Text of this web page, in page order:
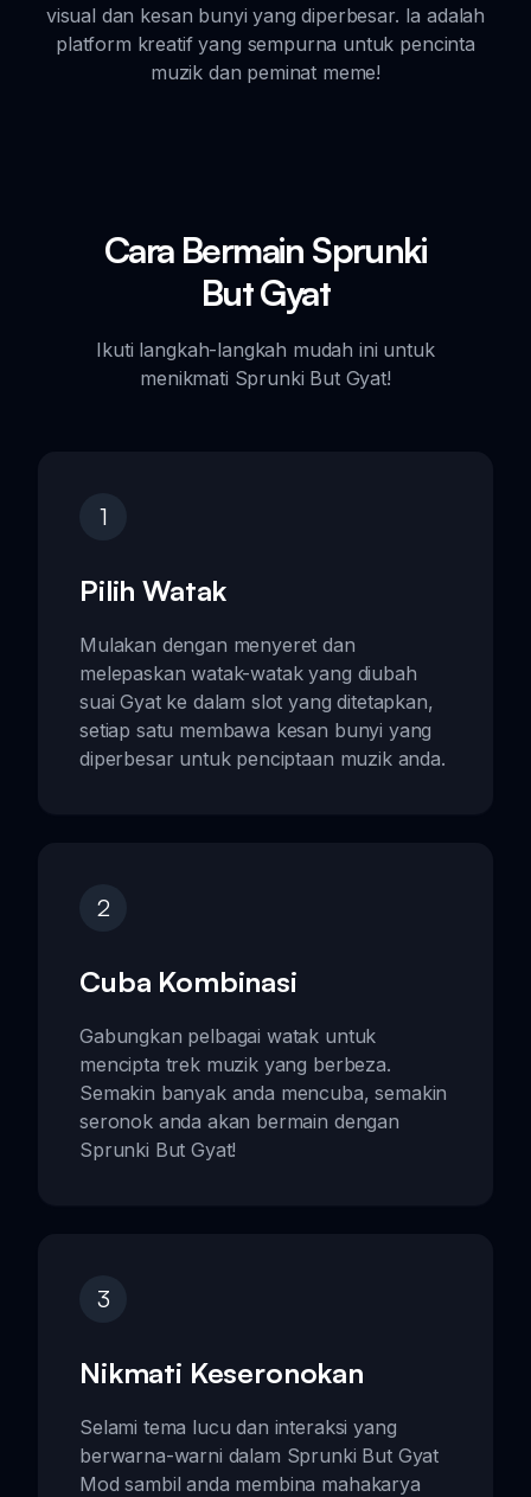
visual dan kesan bunyi yang diperbesar. Ia adalah
platform kreatif yang sempurna untuk pencinta
muzik dan peminat meme!
Cara Bermain Sprunki
But Gyat
Ikuti langkah-langkah mudah ini untuk
menikmati Sprunki But Gyat!
1
Pilih Watak
Mulakan dengan menyeret dan
melepaskan watak-watak yang diubah
suai Gyat ke dalam slot yang ditetapkan,
setiap satu membawa kesan bunyi yang
diperbesar untuk penciptaan muzik anda.
2
Cuba Kombinasi
Gabungkan pelbagai watak untuk
mencipta trek muzik yang berbeza.
Semakin banyak anda mencuba, semakin
seronok anda akan bermain dengan
Sprunki But Gyat!
3
Nikmati Keseronokan
Selami tema lucu dan interaksi yang
berwarna-warni dalam Sprunki But Gyat
Mod sambil anda membina mahakarya